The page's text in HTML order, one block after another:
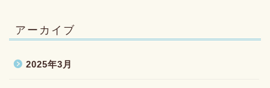
アーカイブ
2025年3月